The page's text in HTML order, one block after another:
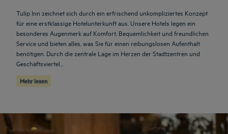
Tulip Inn zeichnet sich durch ein erfrischend unkompliziertes Konzept
für eine erstklassige Hotelunterkunft aus. Unsere Hotels legen ein
besonderes Augenmerk auf Komfort, Bequemlichkeit und freundlichen
Service und bieten alles, was Sie für einen reibungslosen Aufenthalt
benötigen. Durch die zentrale Lage im Herzen der Stadtzentren und
Geschäftsviertel...
Mehr lesen